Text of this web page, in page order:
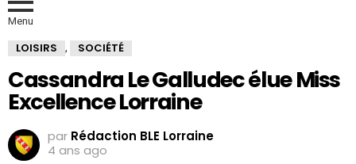
Menu
LOISIRS , SOCIÉTÉ
Cassandra Le Galludec élue Miss
Excellence Lorraine
par Rédaction BLE Lorraine
4 ans ago